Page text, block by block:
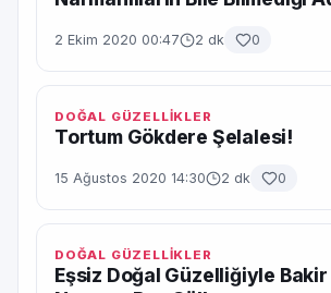
2 Ekim 2020 00:47 2 dk 0
DOĞAL GÜZELLİKLER
Tortum Gökdere Şelalesi!
15 Ağustos 2020 14:30 2 dk 0
DOĞAL GÜZELLİKLER
Eşsiz Doğal Güzelliğiyle